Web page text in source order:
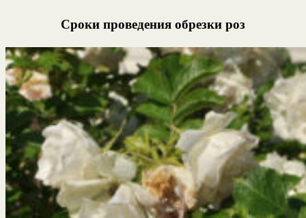
Сроки проведения обрезки роз